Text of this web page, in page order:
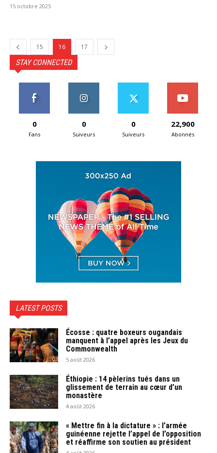
15 octobre 2025
15 16 17
STAY CONNECTED
0
Fans
0
Suiveurs
0
Suiveurs
22,900
Abonnés
LATEST POSTS
Écosse : quatre boxeurs ougandais
manquent à l’appel après les Jeux du
Commonwealth
5 août 2026
Éthiopie : 14 pèlerins tués dans un
glissement de terrain au cœur d’un
monastère
4 août 2026
« Mettre fin à la dictature » : l’armée
guinéenne rejette l’appel de l’opposition
et réaffirme son soutien au président